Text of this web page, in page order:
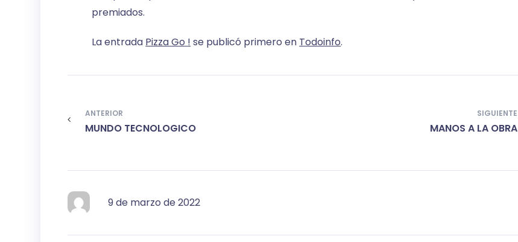
premiados.
La entrada Pizza Go ! se publicó primero en Todoinfo.
ANTERIOR
MUNDO TECNOLOGICO
SIGUIENTE
MANOS A LA OBRA
9 de marzo de 2022